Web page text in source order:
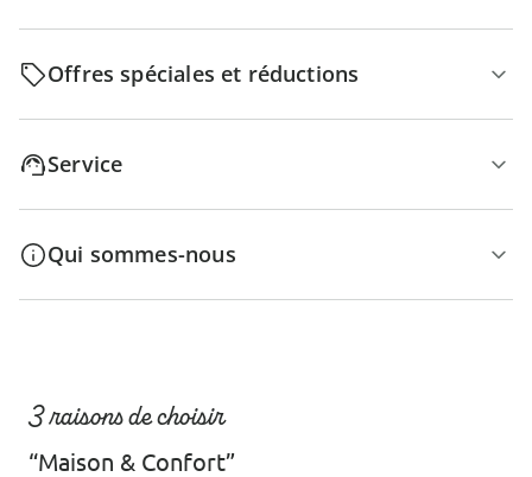
Offres spéciales et réductions
Service
Qui sommes-nous
3 raisons de choisir
“Maison & Confort”